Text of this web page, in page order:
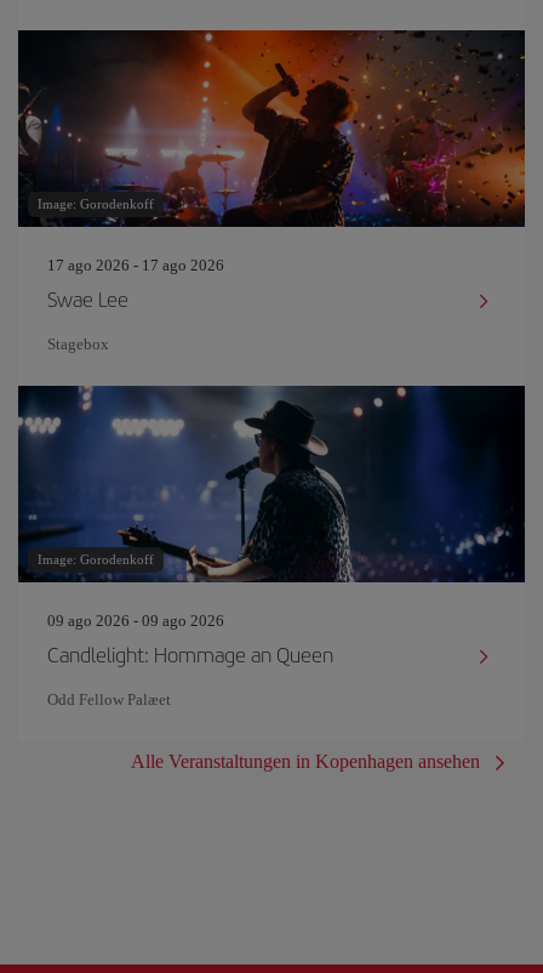
Image: Gorodenkoff
17 ago 2026 - 17 ago 2026
Swae Lee
Stagebox
Image: Gorodenkoff
09 ago 2026 - 09 ago 2026
Candlelight: Hommage an Queen
Odd Fellow Palæet
Alle Veranstaltungen in Kopenhagen ansehen